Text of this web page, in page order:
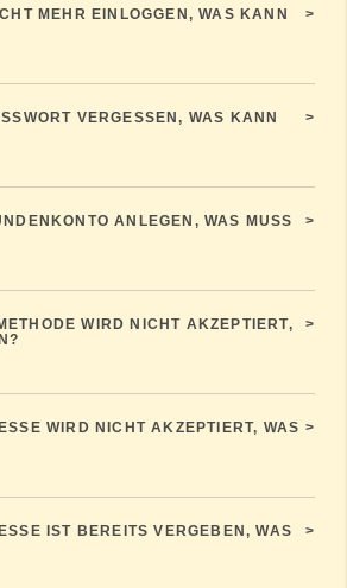
MEHR EINLOGGEN, WAS KANN
>
VERGESSEN, WAS KANN
>
ANLEGEN, WAS MUSS
>
WIRD NICHT AKZEPTIERT,
>
WIRD NICHT AKZEPTIERT, WAS >
IST BEREITS VERGEBEN, WAS
>